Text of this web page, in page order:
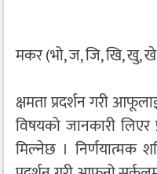
मकर (भो, ज, जि, खि, खु,
क्षमता प्रदर्शन गरी
विषयको जानकारी लिएर
मिल्नेछ । निर्णयात्मक